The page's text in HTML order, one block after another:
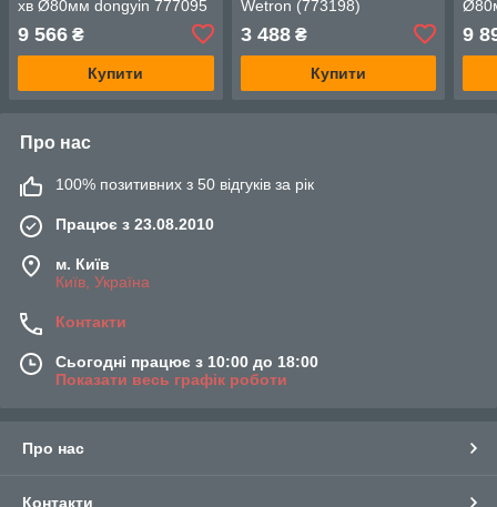
хв Ø80мм dongyin 777095
9 566 ₴
Купити
Wetron (773198)
3 488₴
Купити
9
Про нас
100% позитивних з 50 відгуків за рік
Працює з 23.08.2010
м. Київ
Київ, Україна
Контакти
Сьогодні працює з 10:00 до 18:00
Показати весь графік роботи
Про нас
Контакти